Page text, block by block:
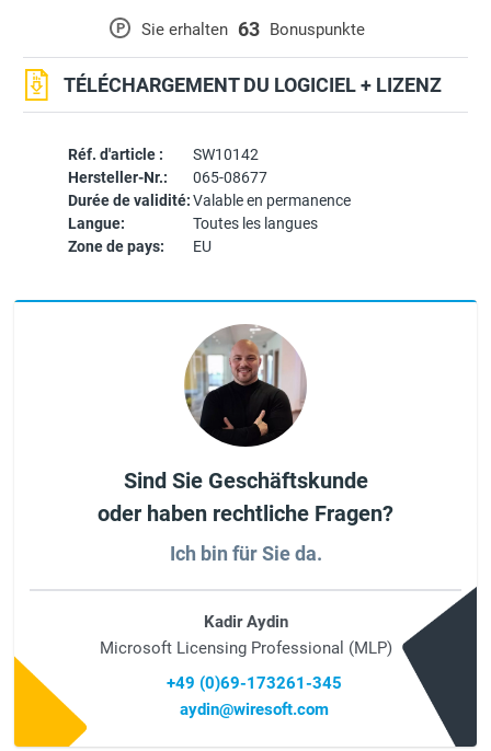
Réf. d'article :
SW10142
Hersteller-Nr.:
065-08677
Durée de validité:Valable en permanence
Langue:
Toutes les langues
Zone de pays:
EU
P Sie erhalten 63 Bonuspunkte
TÉLÉCHARGEMENT DU LOGICIEL + LIZENZ
Sind Sie Geschäftskunde
oder haben rechtliche Fragen?
Ich bin für Sie da.
Kadir Aydin
Microsoft Licensing Professional (MLP)
+49 (0)69-173261-345
aydin@wiresoft.com